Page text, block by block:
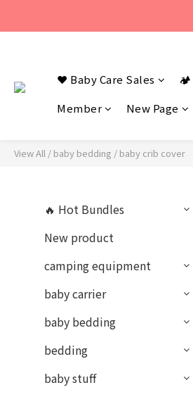
❤️ Baby Care Sales 🏕️
Member
New Page
View All / baby bedding / baby crib cover
🔥 Hot Bundles
New product
camping equipment
baby carrier
baby bedding
bedding
baby stuff